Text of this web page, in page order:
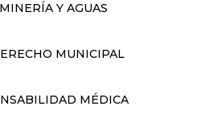
Y AGUAS
MUNICIPAL
MÉDICA